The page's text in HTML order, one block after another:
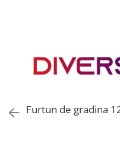
ASA
Furtun de gradina